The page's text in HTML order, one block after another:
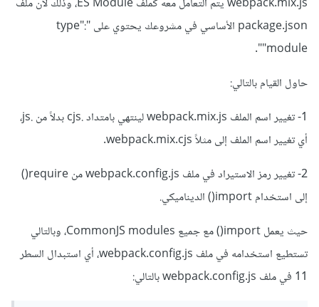
webpack.mix.js يتم التعامل معه كملف ES Module، وذلك لأن ملف
package.json الأساسي في مشروعك يحتوي على "type":
"module".
حاول القيام بالتالي:
1- تغيير اسم الملف webpack.mix.js لينتهي بامتداد .cjs بدلاً من .js،
أي تغيير اسم الملف إلى مثلاً webpack.mix.cjs.
2- تغيير رمز الاستيراد في ملف webpack.config.js من require()
إلى استخدام import() الديناميكي.
حيث يعمل import() مع جميع CommonJS modules، وبالتالي
تستطيع استخدامه في ملف webpack.config.js، أي استبدال السطر
11 في ملف webpack.config.js بالتالي: